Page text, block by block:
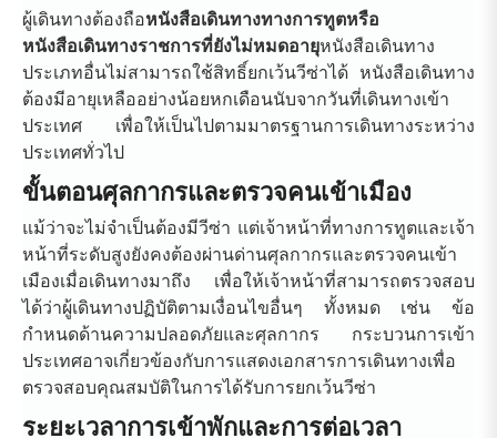
ผู้เดินทางต้องถือหนังสือเดินทางทางการทูตหรือ
หนังสือเดินทางราชการที่ยังไม่หมดอายุหนังสือเดินทาง
ประเภทอื่นไม่สามารถใช้สิทธิ์ยกเว้นวีซ่าได้ หนังสือเดินทาง
ต้องมีอายุเหลืออย่างน้อยหกเดือนนับจากวันที่เดินทางเข้า
ประเทศ เพื่อให้เป็นไปตามมาตรฐานการเดินทางระหว่าง
ประเทศทั่วไป
ขั้นตอนศุลกากรและตรวจคนเข้าเมือง
แม้ว่าจะไม่จำเป็นต้องมีวีซ่า แต่เจ้าหน้าที่ทางการทูตและเจ้า
หน้าที่ระดับสูงยังคงต้องผ่านด่านศุลกากรและตรวจคนเข้า
เมืองเมื่อเดินทางมาถึง เพื่อให้เจ้าหน้าที่สามารถตรวจสอบ
ได้ว่าผู้เดินทางปฏิบัติตามเงื่อนไขอื่นๆ ทั้งหมด เช่น ข้อ
กำหนดด้านความปลอดภัยและศุลกากร กระบวนการเข้า
ประเทศอาจเกี่ยวข้องกับการแสดงเอกสารการเดินทางเพื่อ
ตรวจสอบคุณสมบัติในการได้รับการยกเว้นวีซ่า
ระยะเวลาการเข้าพักและการต่อเวลา